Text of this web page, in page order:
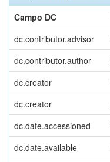
Campo DC
dc.contributor.advisor
dc.contributor.author
dc.creator
dc.creator
dc.date.accessioned
dc.date.available